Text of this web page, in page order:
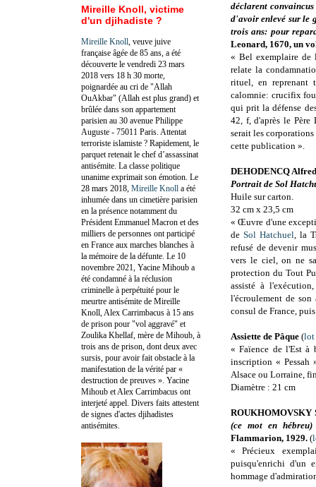
déclarent
d'avoir enlevé sur le
trois ans: pour
Leonard, 1670, un
« Bel exemplaire de
relate la
rituel, en reprenant
calomnie: crucifix
qui prit la défense
42, f, d'après le Père
serait les
cette publication ».
DEHODENCQ
Portrait de Sol
Huile sur carton.
32 cm x 23,5 cm
« Œuvre d'une
de Sol Hatchuel, la
refusé de devenir
vers le ciel, on ne
protection du Tout
assisté à
l'écroulement de
consul de France,
Assiette de Pâque (lot
« Faïence de l'Est à
inscription « Pessah
Alsace ou Lorraine,
Diamètre : 21 cm
ROUKHOMOVSKY
(ce mot en
Flammarion, 1929. (
«Précieux
puisqu'enrichi d'un
hommage
Mireille Knoll, victime
d'un djihadiste ?
Mireille Knoll , veuve juive
française âgée de 85 ans, a été
découverte le vendredi 23 mars
2018 vers 18 h 30 morte,
poignardée au cri de "Allah
OuAkbar" (Allah est plus grand) et
brûlée dans son appartement
parisien au 30 avenue Philippe
Auguste - 75011 Paris. Attentat
terroriste islamiste ? Rapidement, le
parquet retenait le chef d’assassinat
antisémite. La classe politique
unanime exprimait son émotion. Le
28 mars 2018, Mireille Knoll a été
inhumée dans un cimetière parisien
en la présence notamment du
Président Emmanuel Macron et des
milliers de personnes ont participé
en France aux marches blanches à
la mémoire de la défunte. Le 10
novembre 2021, Yacine Mihoub a
été condamné à la réclusion
criminelle à perpétuité pour le
meurtre antisémite de Mireille
Knoll, Alex Carrimbacus à 15 ans
de prison pour "vol aggravé" et
Zoulika Khellaf, mère de Mihoub, à
trois ans de prison, dont deux avec
sursis, pour avoir fait obstacle à la
manifestation de la vérité par «
destruction de preuves ». Yacine
Mihoub et Alex Carrimbacus ont
interjeté appel. Divers faits attestent
de signes d'actes djihadistes
antisémites.